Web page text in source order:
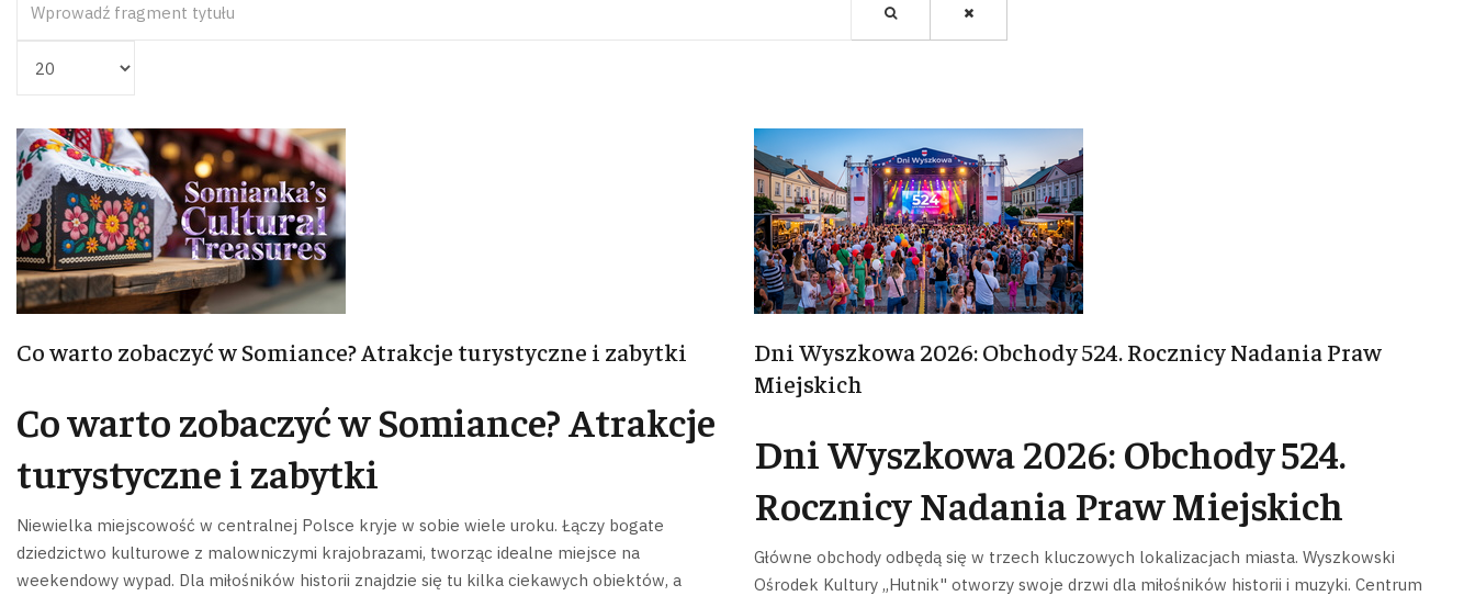
Co warto zobaczyć w Somiance? Atrakcje turystyczne i zabytki
Co warto zobaczyć w Somiance? Atrakcje
turystyczne i zabytki
Niewielka miejscowość w centralnej Polsce kryje w sobie wiele uroku. Łączy bogate
dziedzictwo kulturowe z malowniczymi krajobrazami, tworząc idealne miejsce na
weekendowy wypad. Dla miłośników historii znajdzie się tu kilka ciekawych obiektów, a
Dni Wyszkowa 2026: Obchody 524. Rocznicy Nadania Praw
Miejskich
Dni Wyszkowa 2026: Obchody 524.
Rocznicy Nadania Praw Miejskich
Główne obchody odbędą się w trzech kluczowych lokalizacjach miasta. Wyszkowski
Ośrodek Kultury „Hutnik" otworzy swoje drzwi dla miłośników historii i muzyki. Centrum